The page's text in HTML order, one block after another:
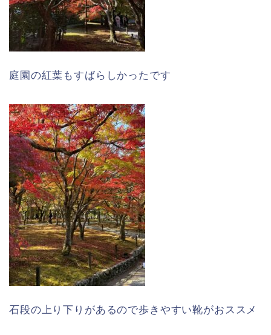
庭園の紅葉もすばらしかったです
石段の上り下りがあるので歩きやすい靴がおススメ